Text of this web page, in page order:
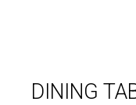
DINING